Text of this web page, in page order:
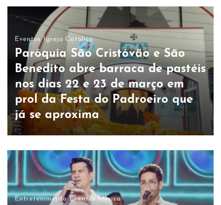
Eventos Igreja Católica
Paróquia São Cristóvão e São
Benedito abre barraca de pastéis
nos dias 22 e 23 de março em
prol da Festa do Padroeiro que
já se aproxima
Entretenimento Eventos Música